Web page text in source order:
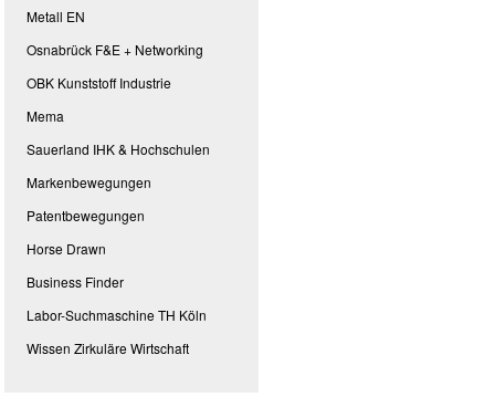
Metall EN
Osnabrück F&E + Networking
OBK Kunststoff Industrie
Mema
Sauerland IHK & Hochschulen
Markenbewegungen
Patentbewegungen
Horse Drawn
Business Finder
Labor-Suchmaschine TH Köln
Wissen Zirkuläre Wirtschaft